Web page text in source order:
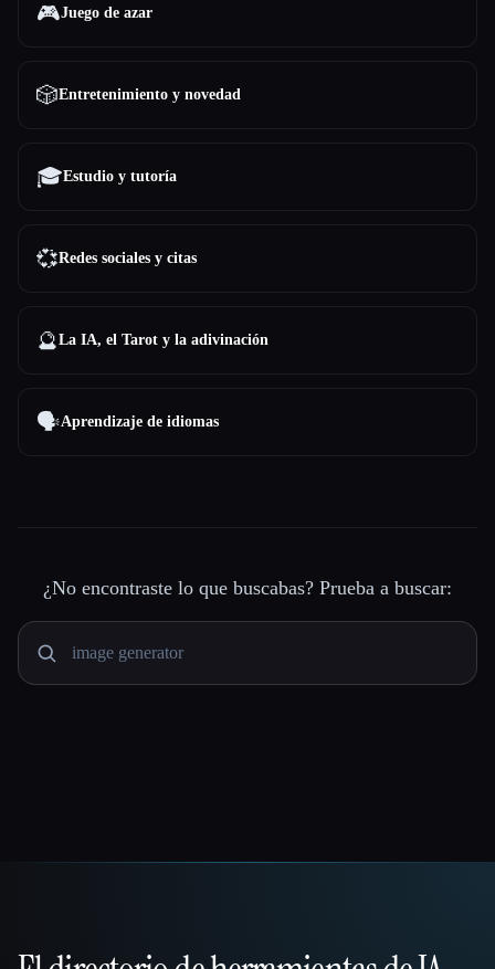
🎮Juego de azar
🎲Entretenimiento y novedad
🎓Estudio y tutoría
💞Redes sociales y citas
🔮La IA, el Tarot y la adivinación
🗣️Aprendizaje de idiomas
¿No encontraste lo que buscabas? Prueba a buscar: